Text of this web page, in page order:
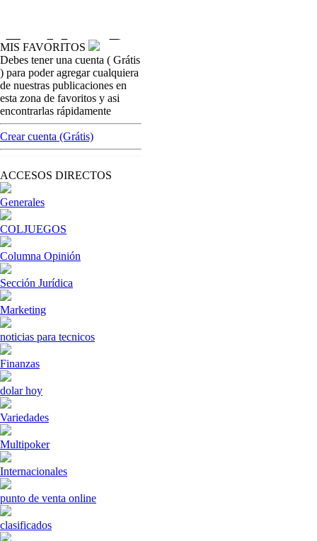
casinos-colombia-noticias
Rueda de Negocios de Coljuegos, Que
piensan los operadores de Barranquilla al
respecto.
MVE ADS
Advertisement
MIS FAVORITOS
Debes tener una cuenta ( Grátis
) para poder agregar cualquiera
de nuestras publicaciones en
esta zona de favoritos y asi
encontrarlas rápidamente
Crear cuenta (Grátis)
ACCESOS DIRECTOS
Generales
COLJUEGOS
Columna Opinión
Sección Jurídica
Marketing
noticias para tecnicos
Finanzas
dolar hoy
Variedades
Multipoker
Internacionales
punto de venta online
clasificados